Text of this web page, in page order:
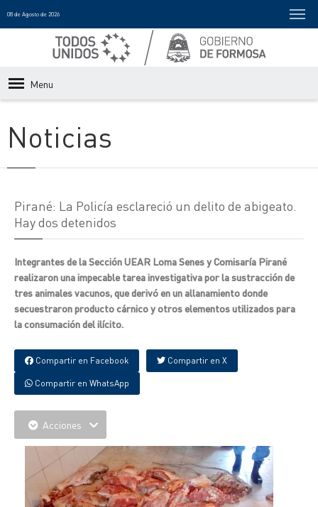
08 de Agosto de 2026
Menu
Noticias
Pirané: La Policía esclareció un delito de abigeato.
Hay dos detenidos
Integrantes de la Sección UEAR Loma Senes y Comisaría Pirané
realizaron una impecable tarea investigativa por la sustracción de
tres animales vacunos, que derivó en un allanamiento donde
secuestraron producto cárnico y otros elementos utilizados para
la consumación del ilícito.
Compartir en Facebook Compartir en X
Compartir en WhatsApp
Acciones